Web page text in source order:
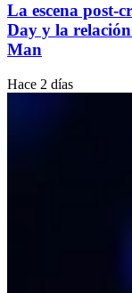
La escena post-
Day y la
Man
Hace 2 días